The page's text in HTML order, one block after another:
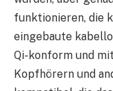
funktionieren, die
eingebaute
Qi-konform und
Kopfhörern und